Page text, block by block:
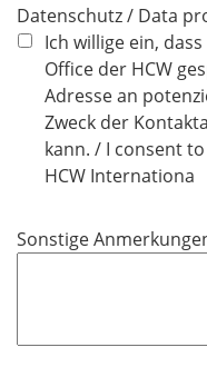
Datenschutz / Data
Ich willige ein,
Office der HCW
Adresse an
Zweck der
kann. / I consent
HCW Internationa
Sonstige